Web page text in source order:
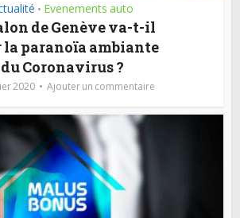
• Evenements auto
de Genève va-t-il
la paranoïa ambiante
du Coronavirus ?
2020 Ajouter un commentaire